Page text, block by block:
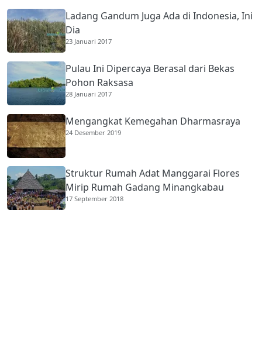
Ladang Gandum Juga Ada di Indonesia, Ini
Dia
23 Januari 2017
Pulau Ini Dipercaya Berasal dari Bekas
Pohon Raksasa
28 Januari 2017
Mengangkat Kemegahan Dharmasraya
24 Desember 2019
Struktur Rumah Adat Manggarai Flores
Mirip Rumah Gadang Minangkabau
17 September 2018